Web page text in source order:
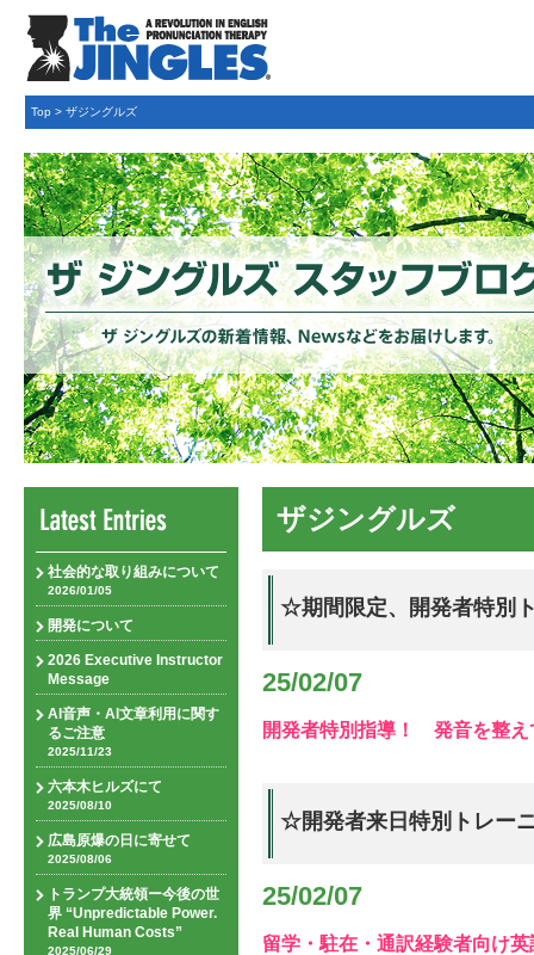
Top > ザジングルズ
社会的な取り組みについて
2026/01/05
開発について
2026 Executive Instructor
Message
AI音声・AI文章利用に関す
るご注意
2025/11/23
六本木ヒルズにて
2025/08/10
広島原爆の日に寄せて
2025/08/06
トランプ大統領ー今後の世
界 “Unpredictable Power.
Real Human Costs”
2025/06/29
ザジングルズ
☆期間限定、開発者特別
25/02/07
開発者特別指導！ 発音を整え
☆開発者来日特別トレー
25/02/07
留学・駐在・通訳経験者向け